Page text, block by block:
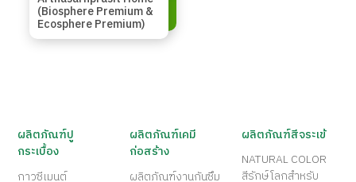
(Biosphere Premium &
Ecosphere Premium)
ผลิตภัณฑ์ปู
กระเบื้อง
กาวซีเมนต์
ผลิตภัณฑ์เคมี
ก่อสร้าง
ผลิตภัณฑ์งานกันซึม
ผลิตภัณฑ์สีจระเข้
NATURAL COLOR
สีรักษ์โลกสำหรับ